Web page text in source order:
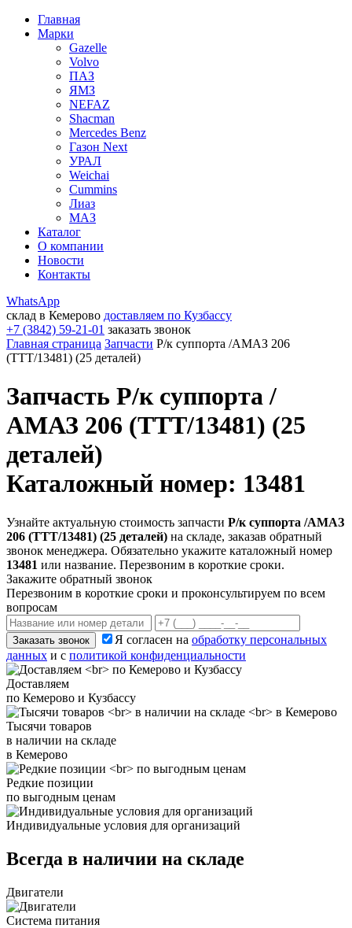
Главная
Марки
Gazelle
Volvo
ПАЗ
ЯМЗ
NEFAZ
Shacman
Mercedes Benz
Газон Next
УРАЛ
Weichai
Cummins
Лиаз
МАЗ
Каталог
О компании
Новости
Контакты
WhatsApp
склад в Кемерово доставляем по Кузбассу
+7 (3842) 59-21-01 заказать звонок
Главная страница Запчасти Р/к суппорта /АМАЗ 206
(TTT/13481) (25 деталей)
Запчасть Р/к суппорта /
АМАЗ 206 (TTT/13481) (25
деталей)
Каталожный номер: 13481
Узнайте актуальную стоимость запчасти Р/к суппорта /АМАЗ
206 (TTT/13481) (25 деталей) на складе, заказав обратный
звонок менеджера. Обязательно укажите каталожный номер
13481 или название. Перезвоним в короткие сроки.
Закажите обратный звонок
Перезвоним в короткие сроки и проконсультируем по всем
вопросам
Заказать звонок Я согласен на обработку персональных
данных и с политикой конфиденциальности
Доставляем
по Кемерово и Кузбассу
Тысячи товаров
в наличии на складе
в Кемерово
Редкие позиции
по выгодным ценам
Индивидуальные условия для организаций
Всегда в наличии на складе
Двигатели
Система питания